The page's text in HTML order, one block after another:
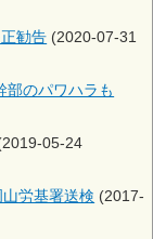
勧告 (2020-07-31
のパワハラも
05-24
労基署送検 (2017-